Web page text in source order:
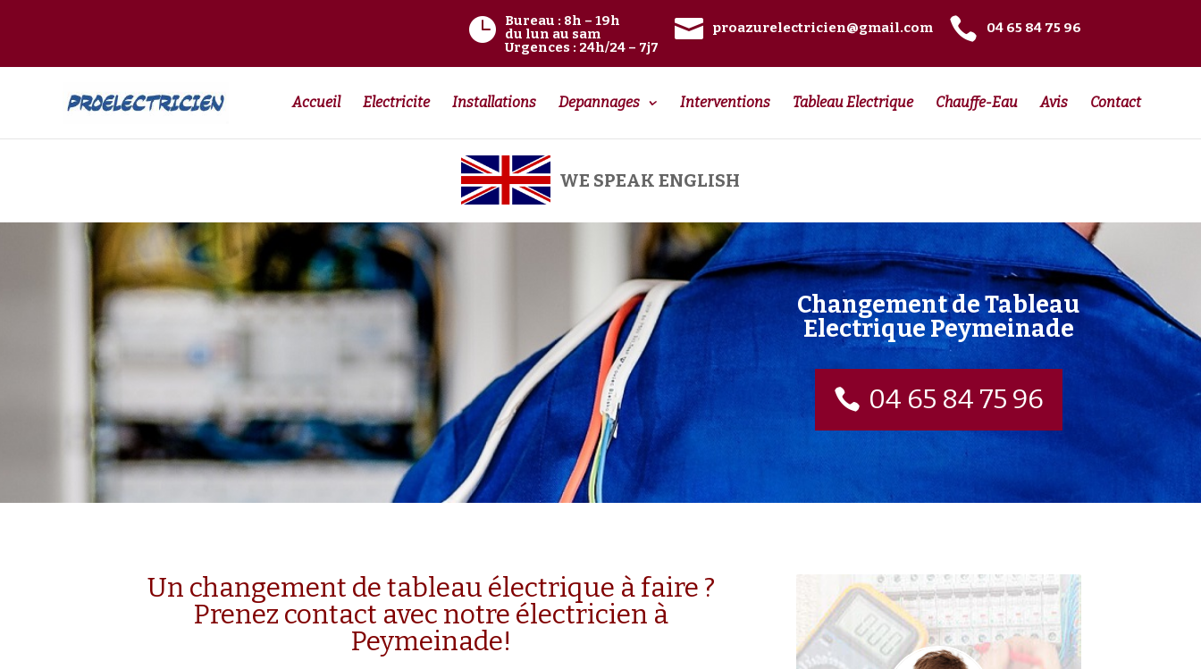
 Bureau : 8h – 19h
du lun au sam
Urgences : 24h/24 – 7j7
 proazurelectricien@gmail.com  04 65 84 75 96
Accueil Electricite Installations Depannages Interventions Tableau Electrique Chauffe-Eau Avis Contact
WE SPEAK ENGLISH
Changement de Tableau
Electrique Peymeinade
04 65 84 75 96
Un changement de tableau électrique à faire ?
Prenez contact avec notre électricien à
Peymeinade!